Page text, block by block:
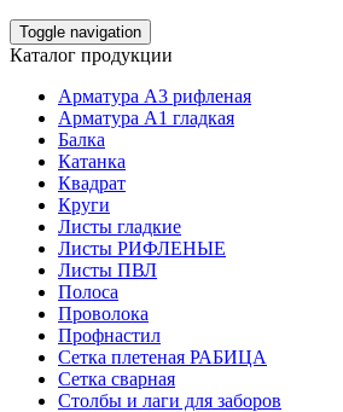
Toggle navigation
Каталог продукции
Арматура А3 рифленая
Арматура А1 гладкая
Балка
Катанка
Квадрат
Круги
Листы гладкие
Листы РИФЛЕНЫЕ
Листы ПВЛ
Полоса
Проволока
Профнастил
Сетка плетеная РАБИЦА
Сетка сварная
Столбы и лаги для заборов